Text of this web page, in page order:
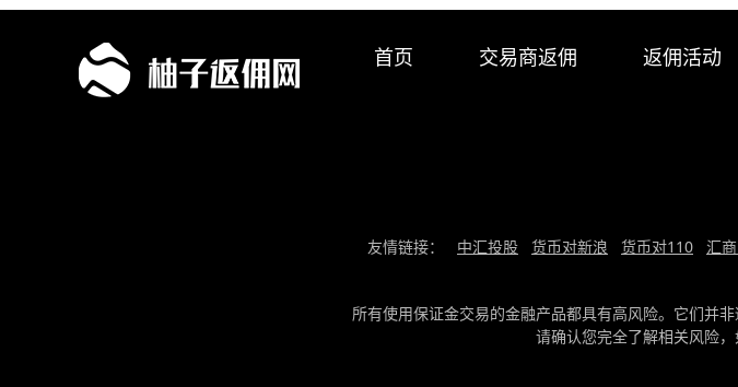
首页 交易商返佣 返佣活动
友情链接： 中汇投股 货币对新浪 货币对110 汇
所有使用保证金交易的金融产品都具有高风险。它们并
请确认您完全了解相关风险，